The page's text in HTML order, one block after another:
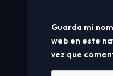
Guarda mi
web en este
vez que